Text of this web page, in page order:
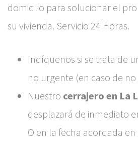
domicilio para solucionar el
su vivienda. Servicio 24 Horas.
Indíquenos si se trata de
no urgente (en caso de
Nuestro cerrajero en La
desplazará de inmediato
O en la fecha acordada